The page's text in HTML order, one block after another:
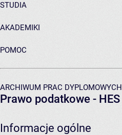
STUDIA
AKADEMIKI
POMOC
ARCHIWUM PRAC DYPLOMOWYCH
Prawo podatkowe - HES
Informacje ogólne